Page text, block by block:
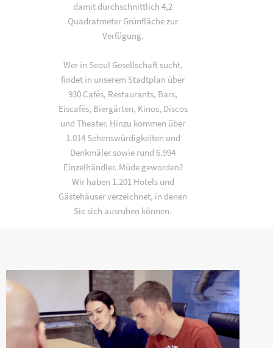
damit durchschnittlich 4,2
Quadratmeter Grünfläche zur
Verfügung.
Wer in Seoul Gesellschaft sucht,
findet in unserem Stadtplan über
930 Cafés, Restaurants, Bars,
Eiscafés, Biergärten, Kinos, Discos
und Theater. Hinzu kommen über
1.014 Sehenswürdigkeiten und
Denkmäler sowie rund 6.994
Einzelhändler. Müde geworden?
Wir haben 1.201 Hotels und
Gästehäuser verzeichnet, in denen
Sie sich ausruhen können.